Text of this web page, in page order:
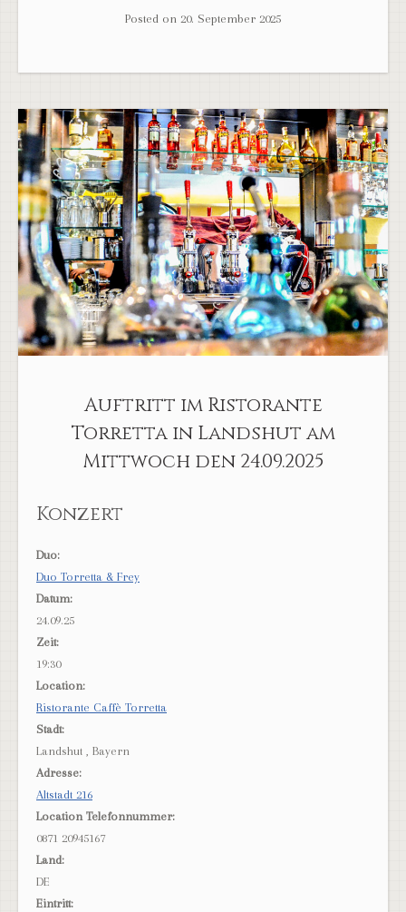
Posted on 20. September 2025
Auftritt im Ristorante
Torretta in Landshut am
Mittwoch den 24.09.2025
Konzert
Duo:
Duo Torretta & Frey
Datum:
24.09.25
Zeit:
19:30
Location:
Ristorante Caffè Torretta
Stadt:
Landshut , Bayern
Adresse:
Altstadt 216
Location Telefonnummer:
0871 20945167
Land:
DE
Eintritt: